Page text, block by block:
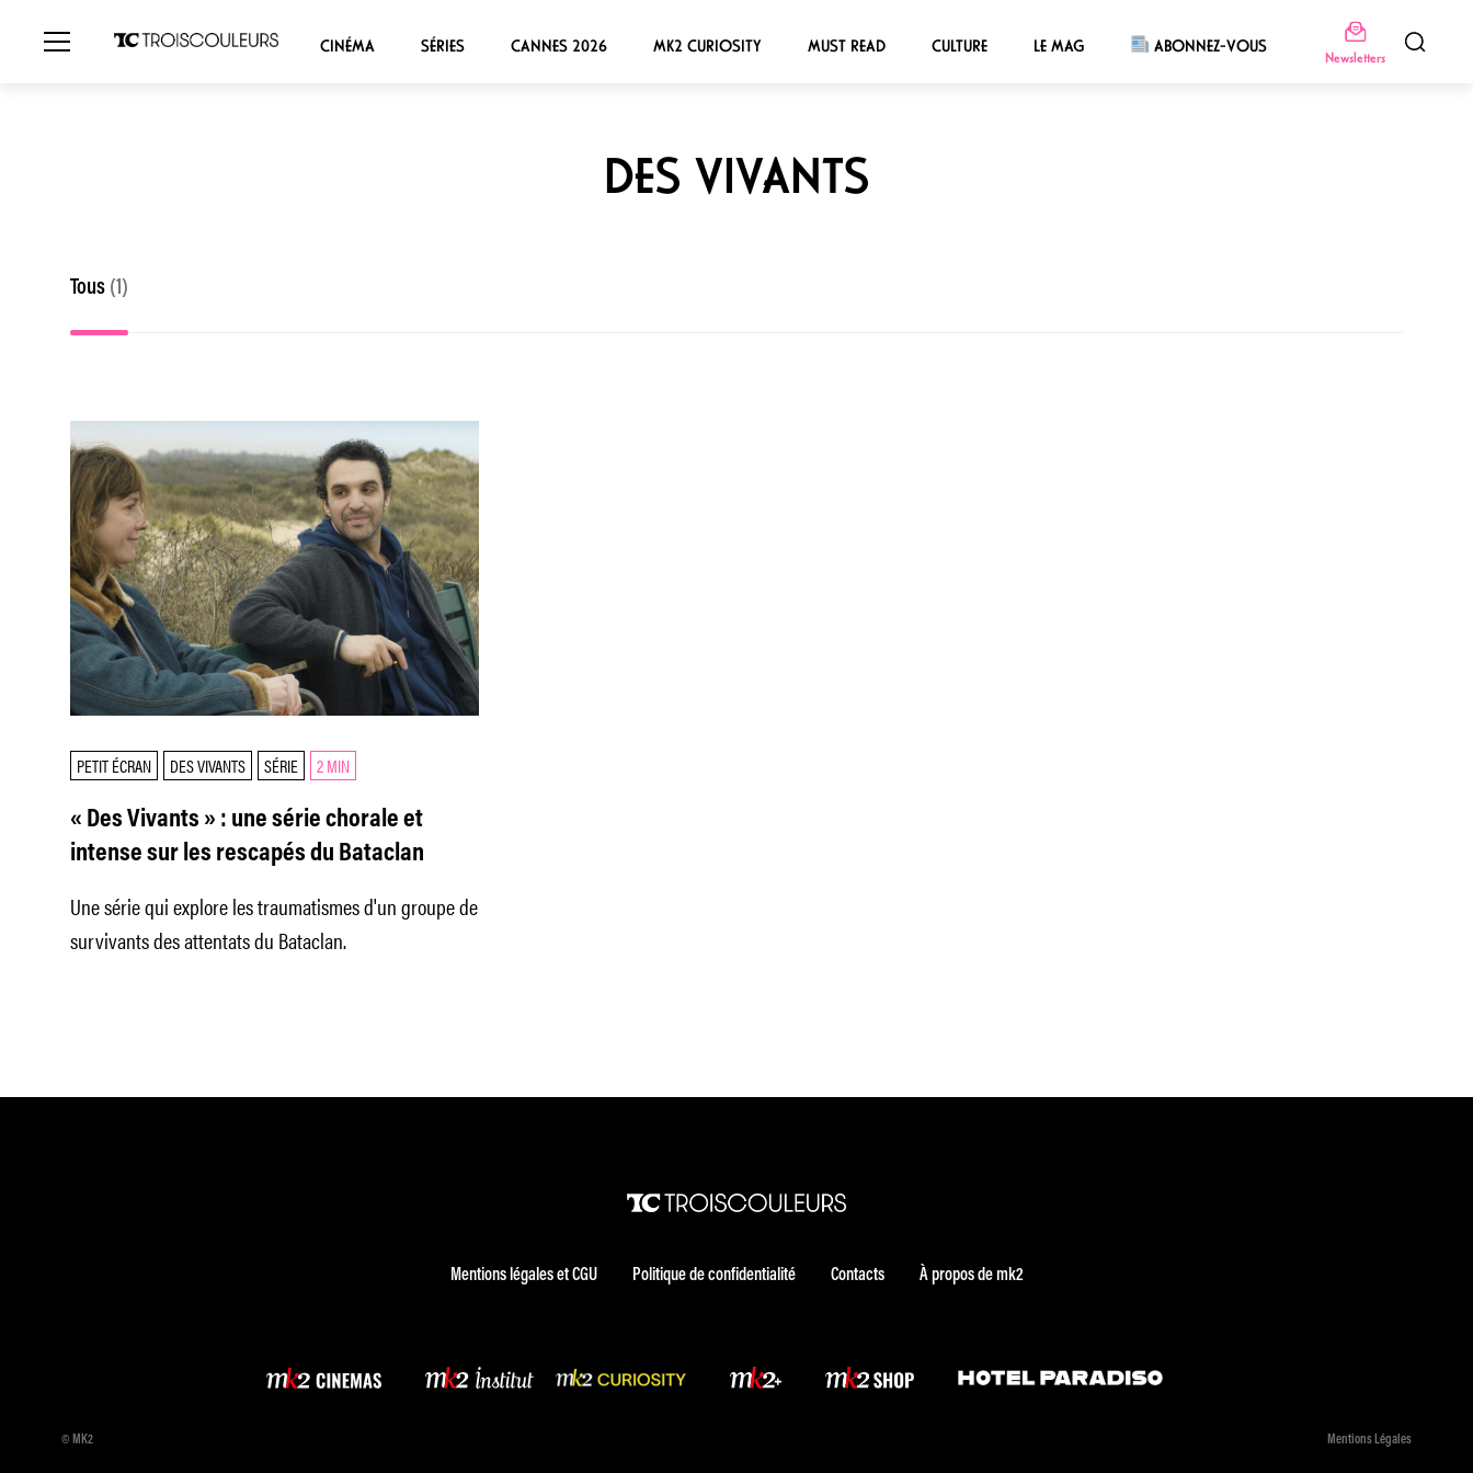
CINÉMA SÉRIES CANNES 2026 MK2 CURIOSITY MUST READ CULTURE LE MAG ABONNEZ-VOUS
Newsletters
DES VIVANTS
Tous (1)
PETIT ÉCRAN DES VIVANTS SÉRIE 2 MIN
« Des Vivants » : une série chorale et
intense sur les rescapés du Bataclan
Une série qui explore les traumatismes d'un groupe de
survivants des attentats du Bataclan.
Mentions légales et CGU Politique de confidentialité Contacts À propos de mk2
© MK2 Mentions Légales